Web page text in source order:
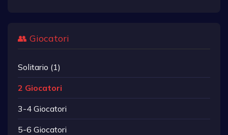
👥 Giocatori
Solitario (1)
2 Giocatori
3-4 Giocatori
5-6 Giocatori